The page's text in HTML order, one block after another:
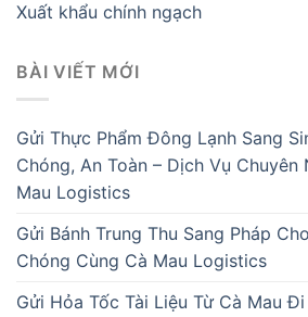
Xuất khẩu chính ngạch
BÀI VIẾT MỚI
Gửi Thực Phẩm Đông Lạnh Sang
Chóng, An Toàn – Dịch Vụ Chuyên
Mau Logistics
Gửi Bánh Trung Thu Sang Pháp
Chóng Cùng Cà Mau Logistics
Gửi Hỏa Tốc Tài Liệu Từ Cà Mau